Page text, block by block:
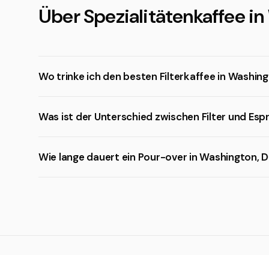
Über Spezialitätenkaffee in
Wo trinke ich den besten Filterkaffee in
Was ist der Unterschied zwischen Filter und
Wie lange dauert ein Pour-over in Washington,